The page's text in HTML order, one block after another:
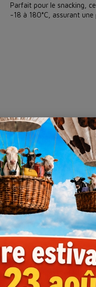
Parfait pour le snacking,
-18 à 180°C, assurant
3-4
(prix HT)
5-9
(prix
60,71 € 55,77
73,50 € 67,34